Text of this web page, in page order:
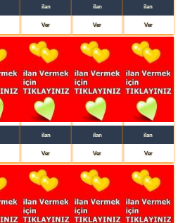
ilan
Ver
ilan
Ver
ilan
Ver
ilan
Ver
ilan
Ver
ilan
Ver